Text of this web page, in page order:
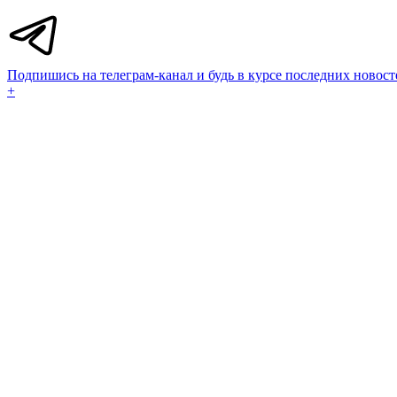
Подпишись на телеграм-канал и будь в курсе последних
+